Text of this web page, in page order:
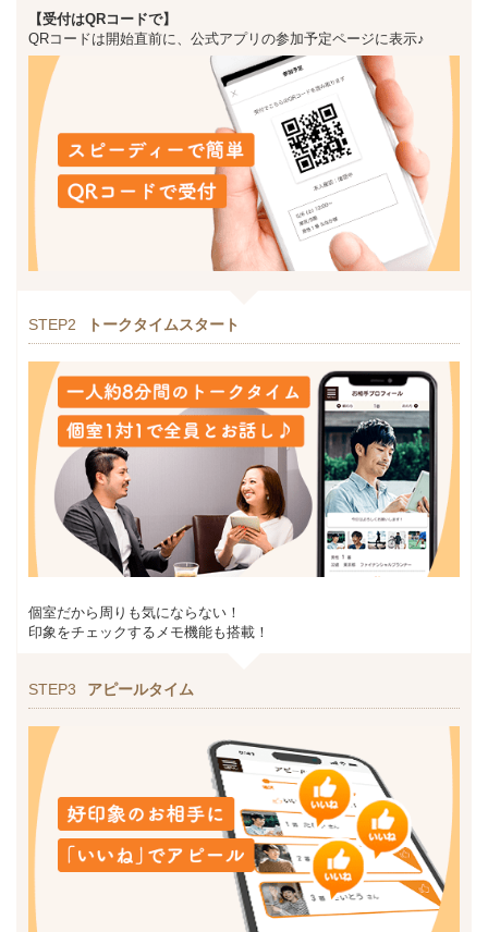
【受付はQRコードで】
QRコードは開始直前に、公式アプリの参加予定ページに表示♪
STEP2 トークタイムスタート
個室だから周りも気にならない！
印象をチェックするメモ機能も搭載！
STEP3 アピールタイム